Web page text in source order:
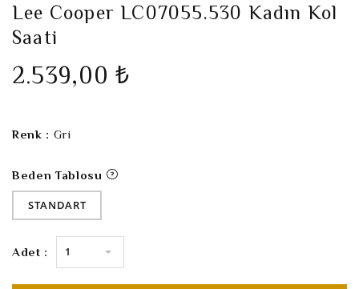
Lee Cooper LC07055.530 Kadın Kol
Saati
2.539,00 ₺
Renk : Gri
Beden Tablosu
STANDART
Adet : 1